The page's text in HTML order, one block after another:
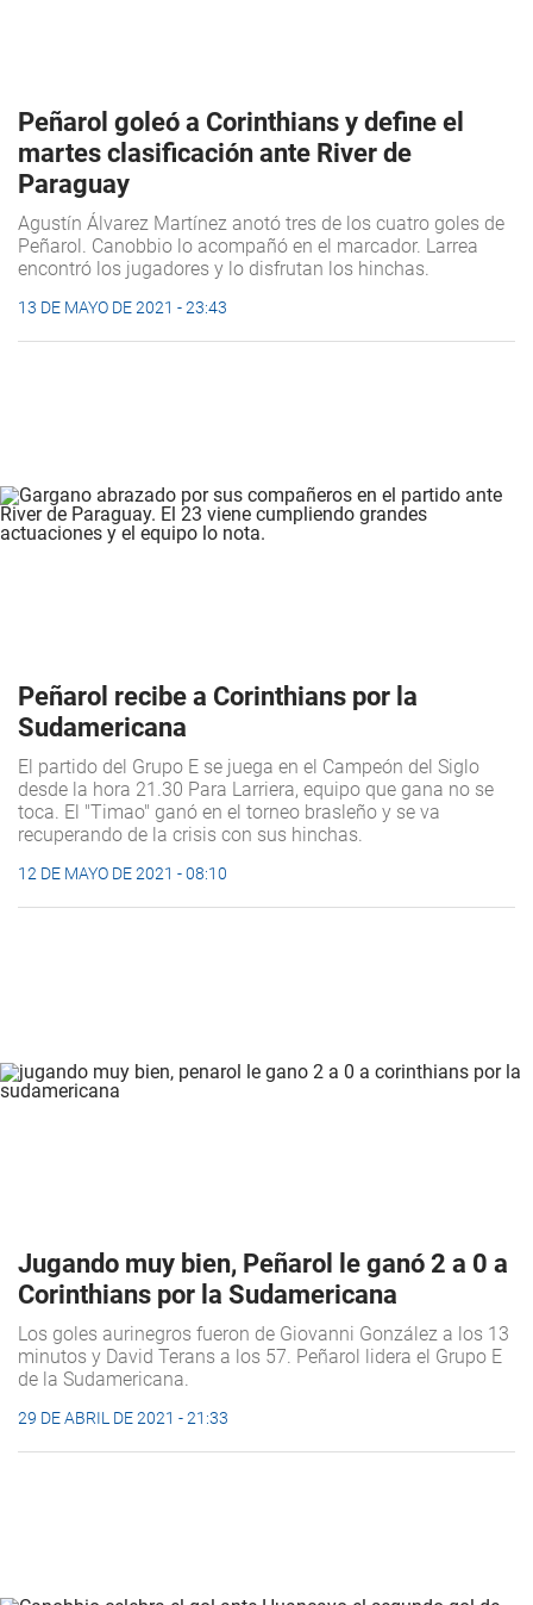
Peñarol goleó a Corinthians y define el
martes clasificación ante River de
Paraguay
Agustín Álvarez Martínez anotó tres de los cuatro goles de
Peñarol. Canobbio lo acompañó en el marcador. Larrea
encontró los jugadores y lo disfrutan los hinchas.
13 DE MAYO DE 2021 - 23:43
Peñarol recibe a Corinthians por la
Sudamericana
El partido del Grupo E se juega en el Campeón del Siglo
desde la hora 21.30 Para Larriera, equipo que gana no se
toca. El "Timao" ganó en el torneo brasleño y se va
recuperando de la crisis con sus hinchas.
12 DE MAYO DE 2021 - 08:10
Jugando muy bien, Peñarol le ganó 2 a 0 a
Corinthians por la Sudamericana
Los goles aurinegros fueron de Giovanni González a los 13
minutos y David Terans a los 57. Peñarol lidera el Grupo E
de la Sudamericana.
29 DE ABRIL DE 2021 - 21:33